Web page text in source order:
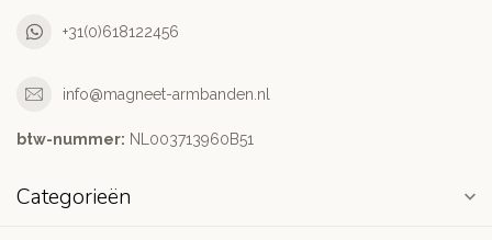
+31(0)618122456
info@magneet-armbanden.nl
btw-nummer: NL003713960B51
Categorieën